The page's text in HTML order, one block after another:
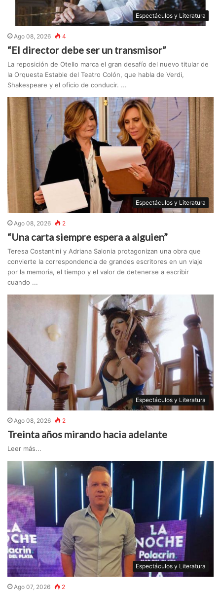
Espectáculos y Literatura
Ago 08, 2026 4
“El director debe ser un transmisor”
La reposición de Otello marca el gran desafío del nuevo titular de
la Orquesta Estable del Teatro Colón, que habla de Verdi,
Shakespeare y el oficio de conducir. ...
Espectáculos y Literatura
Ago 08, 2026 2
“Una carta siempre espera a alguien”
Teresa Costantini y Adriana Salonia protagonizan una obra que
convierte la correspondencia de grandes escritores en un viaje
por la memoria, el tiempo y el valor de detenerse a escribir
cuando ...
Espectáculos y Literatura
Ago 08, 2026 2
Treinta años mirando hacia adelante
Leer más...
Espectáculos y Literatura
Ago 07, 2026 2